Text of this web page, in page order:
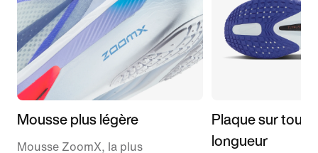
Mousse plus légère
Mousse ZoomX, la plus
Plaque sur toute
longueur